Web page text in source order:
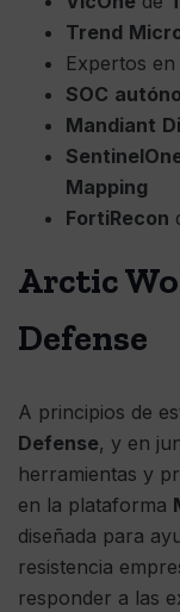
Trend
Expertos
SOC
Mandiant
Mapping
FortiRecon
Arctic
Defense
A principios de
Defense, y en
herramientas y
en la plataforma
diseñada para
resistencia
responder a las